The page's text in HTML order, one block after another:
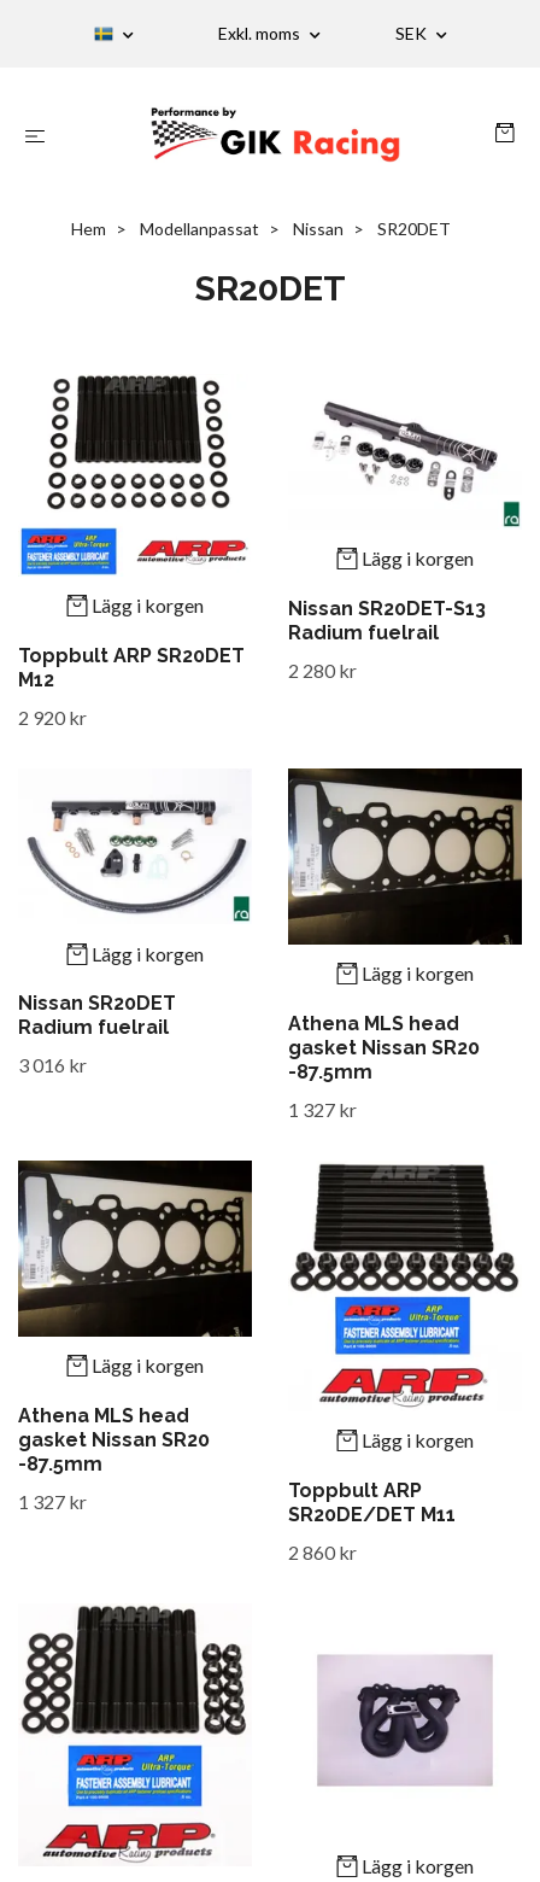
Exkl. moms SEK
Hem Modellanpassat Nissan SR20DET
SR20DET
Lägg i korgen
Toppbult ARP SR20DET
M12
2 920 kr
Lägg i korgen
Nissan SR20DET-S13
Radium fuelrail
2 280 kr
Lägg i korgen
Nissan SR20DET
Radium fuelrail
3 016 kr
Lägg i korgen
Athena MLS head
gasket Nissan SR20
-87.5mm
1 327 kr
Lägg i korgen
Athena MLS head
gasket Nissan SR20
-87.5mm
1 327 kr
Lägg i korgen
Toppbult ARP
SR20DE/DET M11
2 860 kr
Lägg i korgen